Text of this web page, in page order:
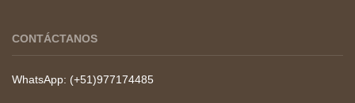
CONTÁCTANOS
WhatsApp: (+51)977174485